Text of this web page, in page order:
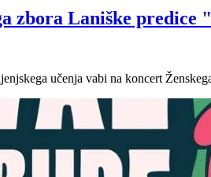
zbora Laniške
učenja vabi na koncert